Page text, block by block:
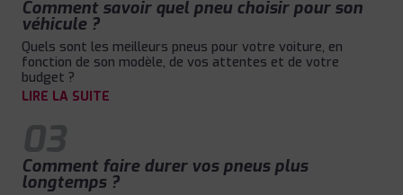
Comment savoir quel pneu choisir pour son
véhicule ?
Quels sont les meilleurs pneus pour votre voiture, en
fonction de son modèle, de vos attentes et de votre
budget ?
LIRE LA SUITE
03
Comment faire durer vos pneus plus
longtemps ?